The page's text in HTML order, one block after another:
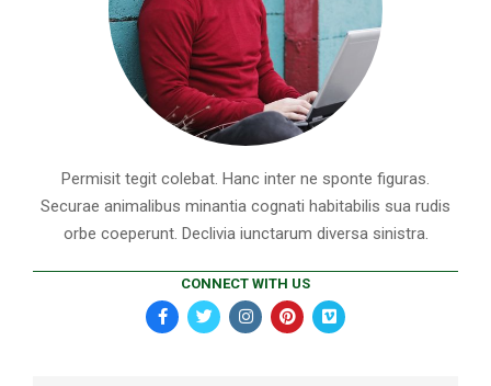
Permisit tegit colebat. Hanc inter ne sponte figuras.
Securae animalibus minantia cognati habitabilis sua rudis
orbe coeperunt. Declivia iunctarum diversa sinistra.
CONNECT WITH US